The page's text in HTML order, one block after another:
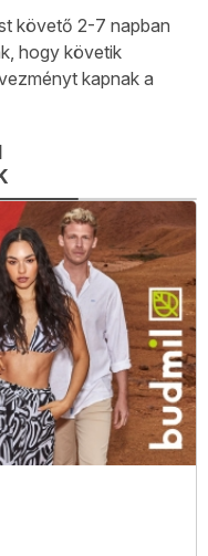
követő 2-7 napban
hogy követik
kapnak a